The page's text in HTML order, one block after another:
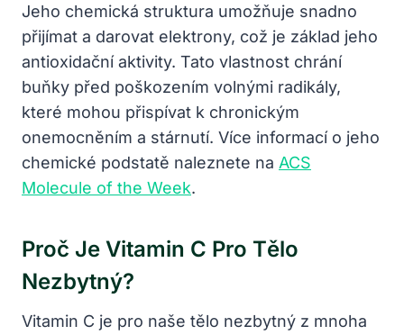
Jeho chemická struktura umožňuje snadno
přijímat a darovat elektrony, což je základ jeho
antioxidační aktivity. Tato vlastnost chrání
buňky před poškozením volnými radikály,
které mohou přispívat k chronickým
onemocněním a stárnutí. Více informací o jeho
chemické podstatě naleznete na ACS
Molecule of the Week.
Proč Je Vitamin C Pro Tělo
Nezbytný?
Vitamin C je pro naše tělo nezbytný z mnoha